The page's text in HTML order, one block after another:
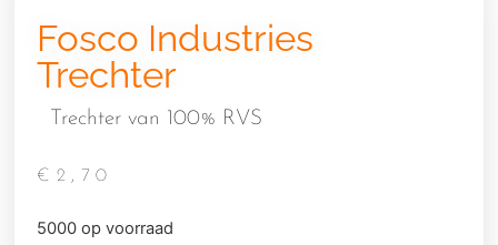
Fosco Industries
Trechter
Trechter van 100% RVS
€ 2,70
5000 op voorraad